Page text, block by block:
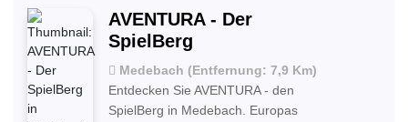
AVENTURA - Der
SpielBerg
Medebach (Entfernung: 7,9 Km)
Entdecken Sie AVENTURA - den
SpielBerg in Medebach. Europas